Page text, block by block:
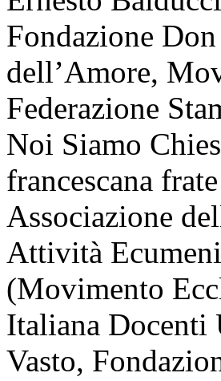
Fondazione
dell’Amore,
Federazione
Noi Siamo
francescana
Associazione
Attività
(Movimento
Italiana Docenti
Vasto,